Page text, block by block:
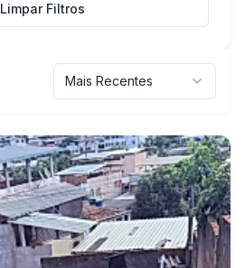
Limpar Filtros
Mais Recentes